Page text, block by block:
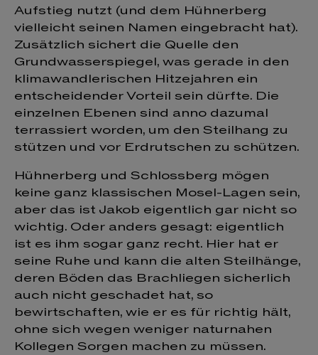
Aufstieg nutzt (und dem Hühnerberg
vielleicht seinen Namen eingebracht hat).
Zusätzlich sichert die Quelle den
Grundwasserspiegel, was gerade in den
klimawandlerischen Hitzejahren ein
entscheidender Vorteil sein dürfte. Die
einzelnen Ebenen sind anno dazumal
terrassiert worden, um den Steilhang zu
stützen und vor Erdrutschen zu schützen.
Hühnerberg und Schlossberg mögen
keine ganz klassischen Mosel-Lagen sein,
aber das ist Jakob eigentlich gar nicht so
wichtig. Oder anders gesagt: eigentlich
ist es ihm sogar ganz recht. Hier hat er
seine Ruhe und kann die alten Steilhänge,
deren Böden das Brachliegen sicherlich
auch nicht geschadet hat, so
bewirtschaften, wie er es für richtig hält,
ohne sich wegen weniger naturnahen
Kollegen Sorgen machen zu müssen.